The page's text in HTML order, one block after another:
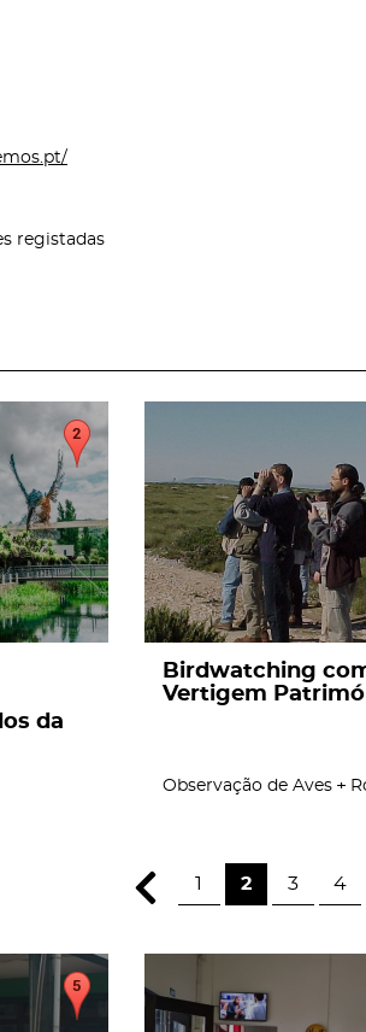
registadas
da
Birdwatching
Vertigem
Observação de Aves
1 2 3 4